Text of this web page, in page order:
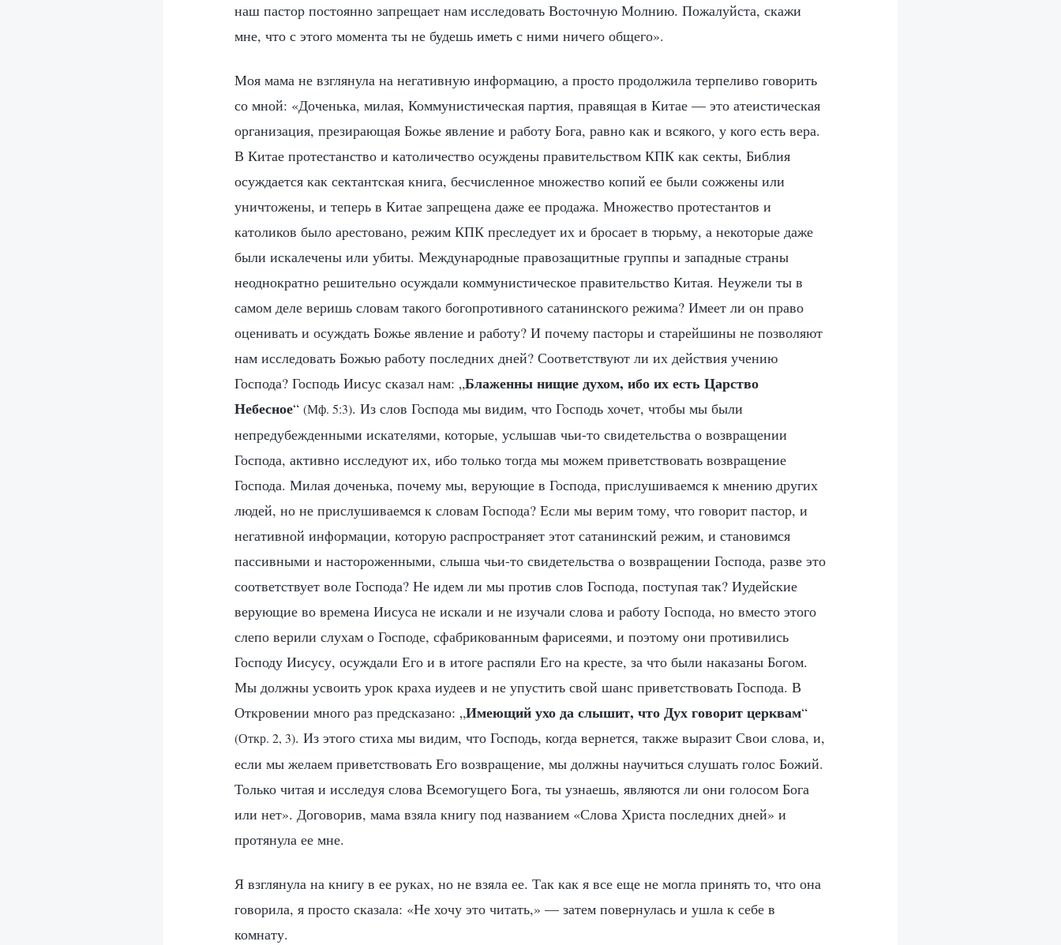
наш пастор постоянно запрещает нам исследовать Восточную Молнию. Пожалуйста, скажи
мне, что с этого момента ты не будешь иметь с ними ничего общего».
Моя мама не взглянула на негативную информацию, а просто продолжила терпеливо говорить
со мной: «Доченька, милая, Коммунистическая партия, правящая в Китае — это атеистическая
организация, презирающая Божье явление и работу Бога, равно как и всякого, у кого есть вера.
В Китае протестанство и католичество осуждены правительством КПК как секты, Библия
осуждается как сектантская книга, бесчисленное множество копий ее были сожжены или
уничтожены, и теперь в Китае запрещена даже ее продажа. Множество протестантов и
католиков было арестовано, режим КПК преследует их и бросает в тюрьму, а некоторые даже
были искалечены или убиты. Международные правозащитные группы и западные страны
неоднократно решительно осуждали коммунистическое правительство Китая. Неужели ты в
самом деле веришь словам такого богопротивного сатанинского режима? Имеет ли он право
оценивать и осуждать Божье явление и работу? И почему пасторы и старейшины не позволяют
нам исследовать Божью работу последних дней? Соответствуют ли их действия учению
Господа? Господь Иисус сказал нам: „Блаженны нищие духом, ибо их есть Царство
Небесное“ (Мф. 5:3). Из слов Господа мы видим, что Господь хочет, чтобы мы были
непредубежденными искателями, которые, услышав чьи-то свидетельства о возвращении
Господа, активно исследуют их, ибо только тогда мы можем приветствовать возвращение
Господа. Милая доченька, почему мы, верующие в Господа, прислушиваемся к мнению других
людей, но не прислушиваемся к словам Господа? Если мы верим тому, что говорит пастор, и
негативной информации, которую распространяет этот сатанинский режим, и становимся
пассивными и настороженными, слыша чьи-то свидетельства о возвращении Господа, разве это
соответствует воле Господа? Не идем ли мы против слов Господа, поступая так? Иудейские
верующие во времена Иисуса не искали и не изучали слова и работу Господа, но вместо этого
слепо верили слухам о Господе, сфабрикованным фарисеями, и поэтому они противились
Господу Иисусу, осуждали Его и в итоге распяли Его на кресте, за что были наказаны Богом.
Мы должны усвоить урок краха иудеев и не упустить свой шанс приветствовать Господа. В
Откровении много раз предсказано: „Имеющий ухо да слышит, что Дух говорит церквам“
(Откр. 2, 3). Из этого стиха мы видим, что Господь, когда вернется, также выразит Свои слова, и,
если мы желаем приветствовать Его возвращение, мы должны научиться слушать голос Божий.
Только читая и исследуя слова Всемогущего Бога, ты узнаешь, являются ли они голосом Бога
или нет». Договорив, мама взяла книгу под названием «Слова Христа последних дней» и
протянула ее мне.
Я взглянула на книгу в ее руках, но не взяла ее. Так как я все еще не могла принять то, что она
говорила, я просто сказала: «Не хочу это читать,» — затем повернулась и ушла к себе в
комнату.